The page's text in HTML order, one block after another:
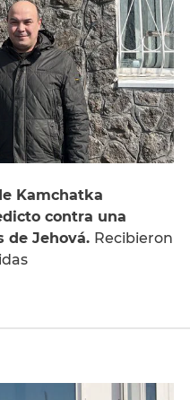
Kamchatka
contra una
de Jehová. Recibieron